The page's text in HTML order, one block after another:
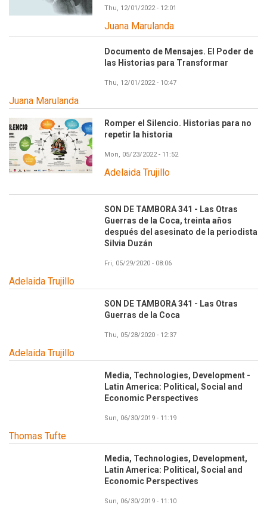
Thu, 12/01/2022 - 12:01
Juana Marulanda
Documento de Mensajes. El Poder de
las Historias para Transformar
Thu, 12/01/2022 - 10:47
Juana Marulanda
Romper el Silencio. Historias para no
repetir la historia
Mon, 05/23/2022 - 11:52
Adelaida Trujillo
SON DE TAMBORA 341 - Las Otras
Guerras de la Coca, treinta años
después del asesinato de la periodista
Silvia Duzán
Fri, 05/29/2020 - 08:06
Adelaida Trujillo
SON DE TAMBORA 341 - Las Otras
Guerras de la Coca
Thu, 05/28/2020 - 12:37
Adelaida Trujillo
Media, Technologies, Development -
Latin America: Political, Social and
Economic Perspectives
Sun, 06/30/2019 - 11:19
Thomas Tufte
Media, Technologies, Development,
Latin America: Political, Social and
Economic Perspectives
Sun, 06/30/2019 - 11:10